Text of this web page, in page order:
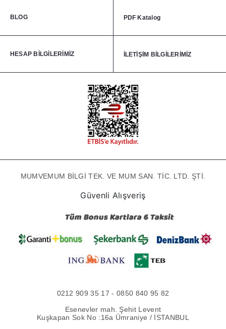
BLOG PDF Katalog
HESAP BİLGİLERİMİZ İLETİŞİM BİLGİLERİMİZ
MUMVEMUM BİLGİ TEK. VE MUM SAN. TİC. LTD. ŞTİ.
Güvenli Alışveriş
0212 909 35 17 - 0850 840 95 82
Esenevler mah. Şehit Levent
Kuşkapan Sok No :16a Ümraniye / İSTANBUL